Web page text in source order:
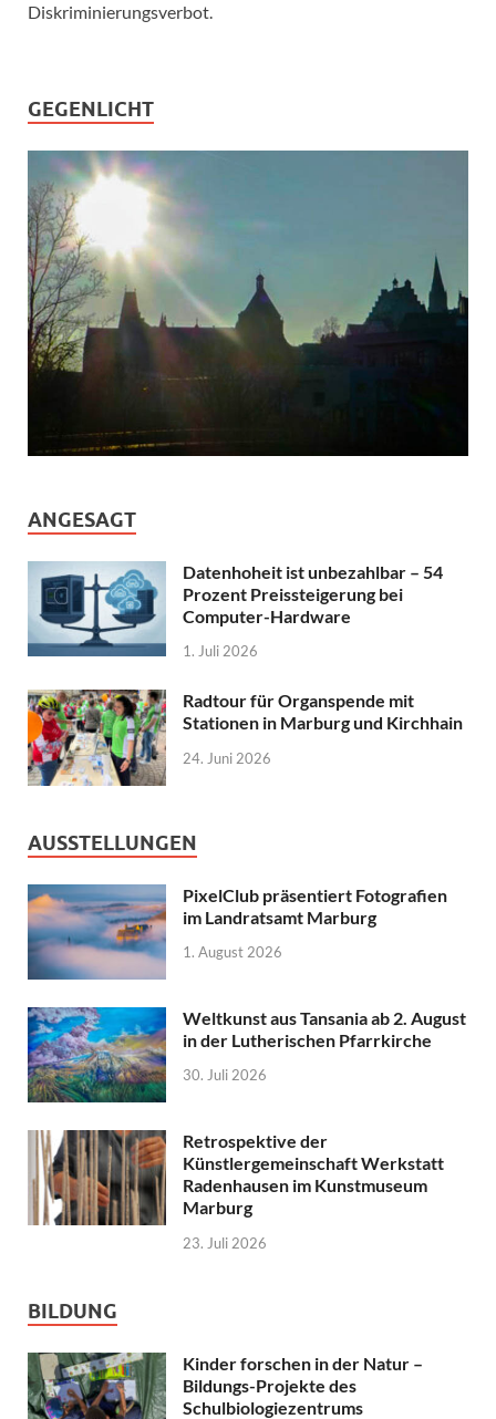
Diskriminierungsverbot.
GEGENLICHT
ANGESAGT
Datenhoheit ist unbezahlbar – 54
Prozent Preissteigerung bei
Computer-Hardware
1. Juli 2026
Radtour für Organspende mit
Stationen in Marburg und Kirchhain
24. Juni 2026
AUSSTELLUNGEN
PixelClub präsentiert Fotografien
im Landratsamt Marburg
1. August 2026
Weltkunst aus Tansania ab 2. August
in der Lutherischen Pfarrkirche
30. Juli 2026
Retrospektive der
Künstlergemeinschaft Werkstatt
Radenhausen im Kunstmuseum
Marburg
23. Juli 2026
BILDUNG
Kinder forschen in der Natur –
Bildungs-Projekte des
Schulbiologiezentrums